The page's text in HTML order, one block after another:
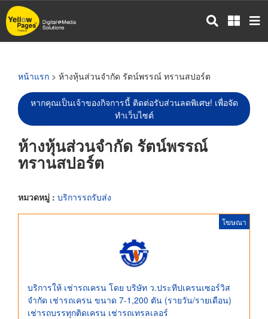
ข้าม
ไป
หน้าแรก > ห้างหุ้นส่วนจำกัด รัตน์พรรณ์ ทรานสปอร์ต
หากคุณเป็นเจ้าของกิจการนี้ ติดต่อรับส่วนลดพิเศษ! เพื่อจัด
ทำเว็บไซต์
ห้างหุ้นส่วนจำกัด รัตน์พรรณ์
ทรานสปอร์ต
หมวดหมู่ : บริการรถรับส่ง
โฆษณา
บริการให้ เช่ารถเครน โดย บริษัท ว.ประทีปเครนเซอร์วิส
จำกัด เช่ารถเครน ขนาด 7-1,200 ตัน (รายวัน/รายเดือน)
เช่ารถบรรทุกติดเครน เช่ารถเทรลเลอร์